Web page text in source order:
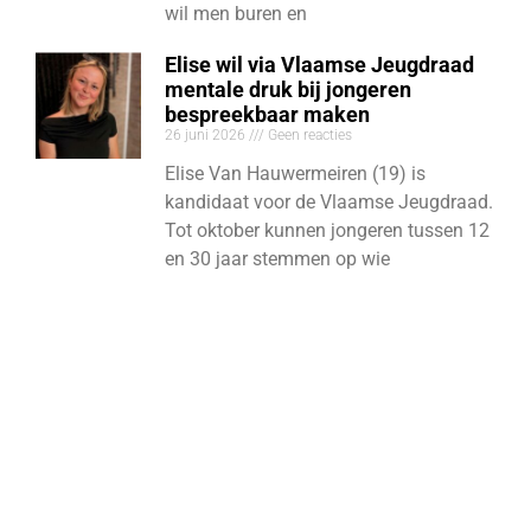
wil men buren en
Elise wil via Vlaamse Jeugdraad
mentale druk bij jongeren
bespreekbaar maken
26 juni 2026 Geen reacties
Elise Van Hauwermeiren (19) is
kandidaat voor de Vlaamse Jeugdraad.
Tot oktober kunnen jongeren tussen 12
en 30 jaar stemmen op wie